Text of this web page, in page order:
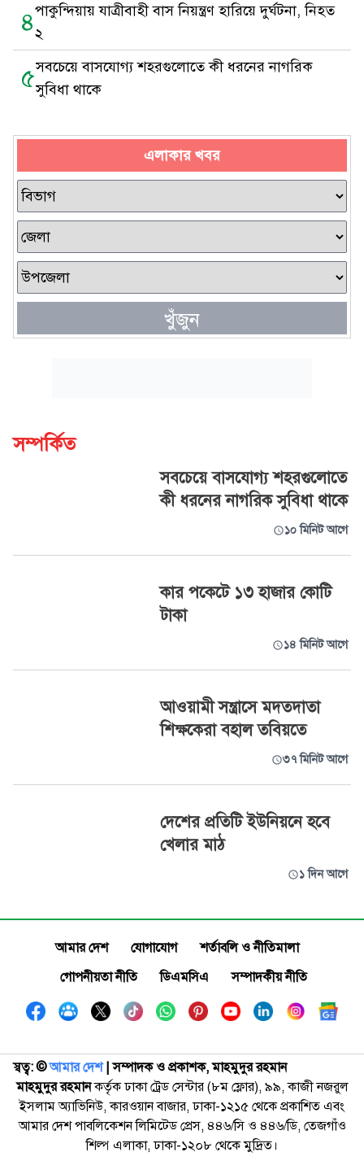
৪পাকুন্দিয়ায় যাত্রীবাহী বাস নিয়ন্ত্রণ হারিয়ে দুর্ঘটনা, নিহত
২
৫সবচেয়ে বাসযোগ্য শহরগুলোতে কী ধরনের নাগরিক
সুবিধা থাকে
এলাকার খবর
খুঁজুন
সম্পর্কিত
সবচেয়ে বাসযোগ্য শহরগুলোতে
কী ধরনের নাগরিক সুবিধা থাকে
১০ মিনিট আগে
কার পকেটে ১৩ হাজার কোটি
টাকা
১৪ মিনিট আগে
আওয়ামী সন্ত্রাসে মদতদাতা
শিক্ষকেরা বহাল তবিয়তে
৩৭ মিনিট আগে
দেশের প্রতিটি ইউনিয়নে হবে
খেলার মাঠ
১ দিন আগে
আমার দেশ যোগাযোগ
শর্তাবলি ও নীতিমালা
গোপনীয়তা নীতি
ডিএমসিএ সম্পাদকীয় নীতি
স্বত্ব: ©️আমার দেশ| সম্পাদক ও প্রকাশক, মাহমুদুর রহমান
মাহমুদুর রহমানকর্তৃক ঢাকা ট্রেড সেন্টার (৮ম ফ্লোর), ৯৯, কাজী নজরুল
ইসলাম অ্যাভিনিউ, কারওয়ান বাজার, ঢাকা-১২১৫ থেকে প্রকাশিত এবং
আমার দেশ পাবলিকেশন লিমিটেড প্রেস, ৪৪৬/সি ও ৪৪৬/ডি, তেজগাঁও
শিল্প এলাকা, ঢাকা-১২০৮ থেকে মুদ্রিত।